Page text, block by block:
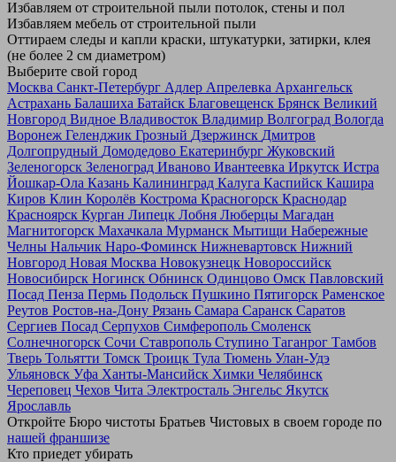
Избавляем от строительной пыли потолок, стены и пол
Избавляем мебель от строительной пыли
Оттираем следы и капли краски, штукатурки, затирки, клея
(не более 2 см диаметром)
Выберите свой город
Москва Санкт-Петербург Адлер Апрелевка Архангельск
Астрахань Балашиха Батайск Благовещенск Брянск Великий
Новгород Видное Владивосток Владимир Волгоград Вологда
Воронеж Геленджик Грозный Дзержинск Дмитров
Долгопрудный Домодедово Екатеринбург Жуковский
Зеленогорск Зеленоград Иваново Ивантеевка Иркутск Истра
Йошкар-Ола Казань Калининград Калуга Каспийск Кашира
Киров Клин Королёв Кострома Красногорск Краснодар
Красноярск Курган Липецк Лобня Люберцы Магадан
Магнитогорск Махачкала Мурманск Мытищи Набережные
Челны Нальчик Наро-Фоминск Нижневартовск Нижний
Новгород Новая Москва Новокузнецк Новороссийск
Новосибирск Ногинск Обнинск Одинцово Омск Павловский
Посад Пенза Пермь Подольск Пушкино Пятигорск Раменское
Реутов Ростов-на-Дону Рязань Самара Саранск Саратов
Сергиев Посад Серпухов Симферополь Смоленск
Солнечногорск Сочи Ставрополь Ступино Таганрог Тамбов
Тверь Тольятти Томск Троицк Тула Тюмень Улан-Удэ
Ульяновск Уфа Ханты-Мансийск Химки Челябинск
Череповец Чехов Чита Электросталь Энгельс Якутск
Ярославль
Откройте Бюро чистоты Братьев Чистовых в своем городе по
нашей франшизе
Кто приедет убирать